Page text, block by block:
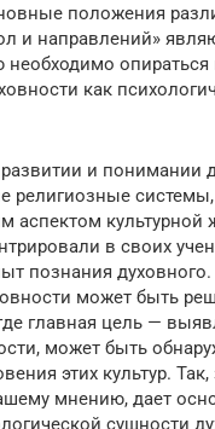
положения
и направлений»
необходимо опираться
как
и понимании
религиозные
аспектом культурной
в своих
познания
может быть
главная цель —
может быть
этих культур.
мнению, дает
сущности